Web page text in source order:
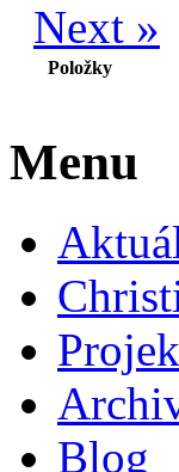
Next »
Položky
Menu
Blog